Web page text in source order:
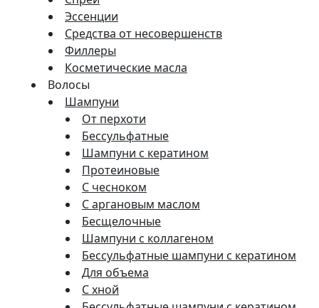
Эссенции
Средства от несовершенств
Филлеры
Косметические масла
Волосы
Шампуни
От перхоти
Бессульфатные
Шампуни с кератином
Протеиновые
С чесноком
С аргановым маслом
Бесщелочные
Шампуни с коллагеном
Бессульфатные шампуни с кератином
Для объема
С хной